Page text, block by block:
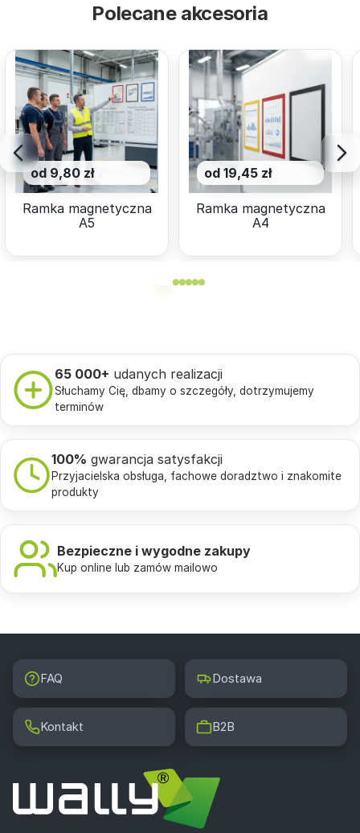
Polecane akcesoria
od 9,80 zł
Ramka magnetyczna
A5
od 19,45 zł
Ramka magnetyczna
A4
65 000+ udanych realizacji
Słuchamy Cię, dbamy o szczegóły, dotrzymujemy
terminów
100% gwarancja satysfakcji
Przyjacielska obsługa, fachowe doradztwo i znakomite
produkty
Bezpieczne i wygodne zakupy
Kup online lub zamów mailowo
FAQ Dostawa
Kontakt B2B